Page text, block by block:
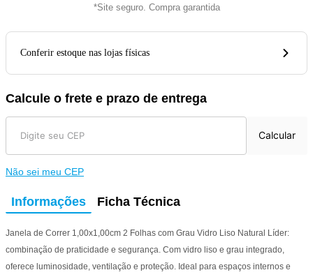
*Site seguro. Compra garantida
Conferir estoque nas lojas físicas
Calcule o frete e prazo de entrega
Calcular
Não sei meu CEP
Informações Ficha Técnica
Janela de Correr 1,00x1,00cm 2 Folhas com Grau Vidro Liso Natural Líder:
combinação de praticidade e segurança. Com vidro liso e grau integrado,
oferece luminosidade, ventilação e proteção. Ideal para espaços internos e